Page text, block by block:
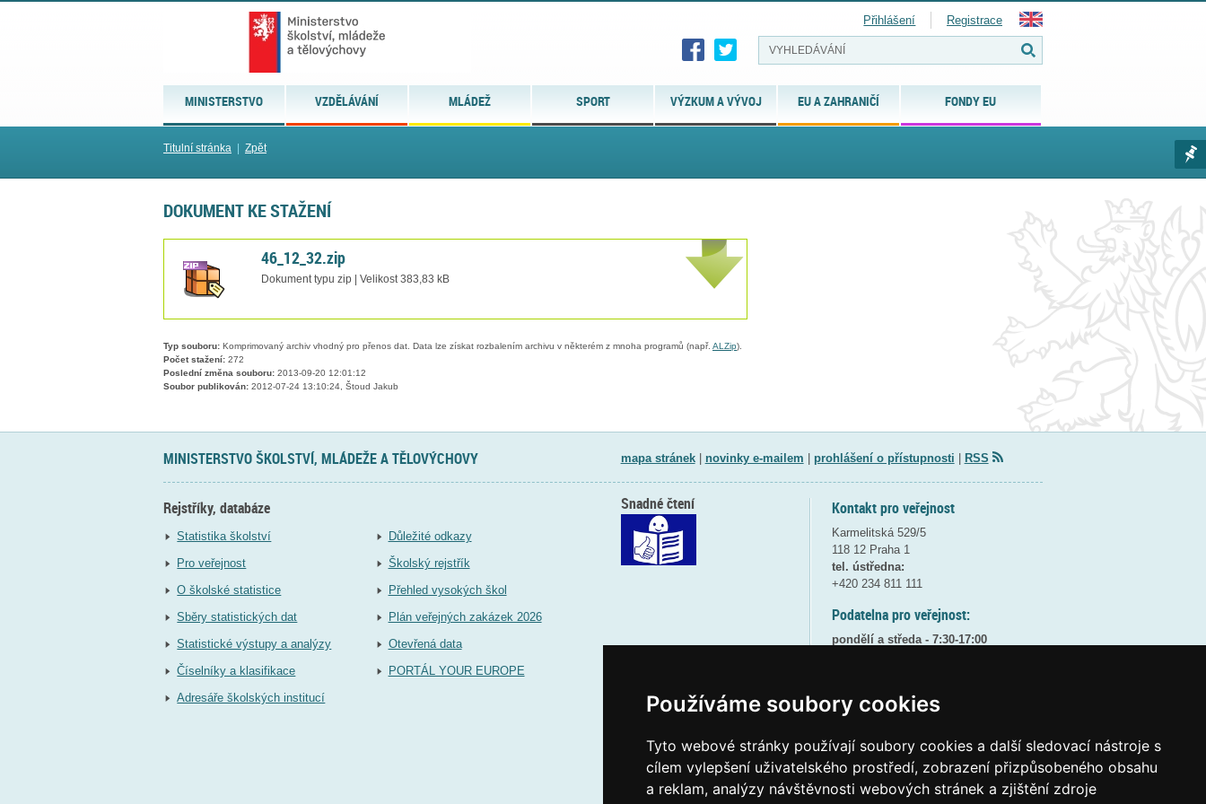
Používáme soubory cookies
Tyto webové stránky používají soubory cookies a další sledovací nástroje s
cílem vylepšení uživatelského prostředí, zobrazení přizpůsobeného obsahu
a reklam, analýzy návštěvnosti webových stránek a zjištění zdroje
MINISTERSTVO VZDĚLÁVÁNÍ MLÁDEŽ SPORT VÝZKUM A VÝVOJ EU A ZAHRANIČÍ FONDY EU
Přihlášení Registrace
Titulní stránka Zpět
DOKUMENT KE STAŽENÍ
46_12_32.zip
Dokument typu zip | Velikost 383,83 kB
Typ souboru: Komprimovaný archiv vhodný pro přenos dat. Data lze získat rozbalením archivu v některém z mnoha programů (např. ALZip).
Počet stažení: 272
Poslední změna souboru: 2013-09-20 12:01:12
Soubor publikován: 2012-07-24 13:10:24, Štoud Jakub
MINISTERSTVO ŠKOLSTVÍ, MLÁDEŽE A TĚLOVÝCHOVY mapa stránek| novinky e-mailem prohlášení o přístupnosti RSS
Rejstříky, databáze
Statistika školství
Pro veřejnost
O školské statistice
Sběry statistických dat
Statistické výstupy a analýzy
Číselníky a klasifikace
Adresáře školských institucí
Důležité odkazy
Školský rejstřík
Přehled vysokých škol
Plán veřejných zakázek 2026
Otevřená data
PORTÁL YOUR EUROPE
Kontakt pro veřejnost
Karmelitská 529/5
118 12 Praha 1
tel. ústředna:
+420 234 811 111
Podatelna pro veřejnost:
pondělí a středa - 7:30-17:00
8:30 - 9:30 - bezpečnostní přestávka
Elektronická podatelna:
posta@msmtgov cz
Snadné čtení